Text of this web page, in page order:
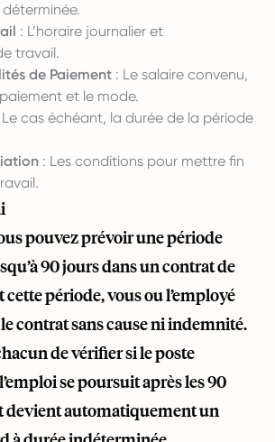
: L’horaire journalier et
travail.
de Paiement : Le salaire convenu,
et le mode.
Le cas échéant, la durée de la période
: Les conditions pour mettre fin
pouvez prévoir une période
90 jours dans un contrat de
période, vous ou l’employé
contrat sans cause ni indemnité.
de vérifier si le poste
se poursuit après les 90
devient automatiquement un